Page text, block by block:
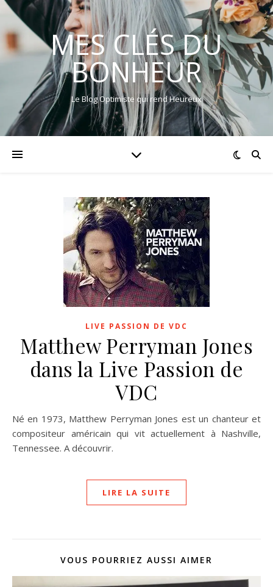
MES CLÉS DU
BONHEUR
Le Blog Optimiste qui rend Heureux
LIVE PASSION DE VDC
Matthew Perryman Jones
dans la Live Passion de
VDC
Né en 1973, Matthew Perryman Jones est un chanteur et
compositeur américain qui vit actuellement à Nashville,
Tennessee. A découvrir.
LIRE LA SUITE
VOUS POURRIEZ AUSSI AIMER